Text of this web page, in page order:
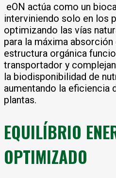
eON actúa como un
interviniendo solo en los
optimizando las vías
para la máxima absorción
estructura orgánica
transportador y
la biodisponibilidad de
aumentando la eficiencia
plantas.
EQUILÍBRIO
OPTIMIZADO